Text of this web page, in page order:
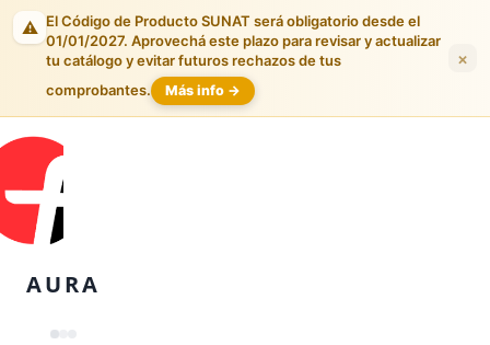
⚠️ El Código de Producto SUNAT será obligatorio desde el
01/01/2027. Aprovechá este plazo para revisar y actualizar
tu catálogo y evitar futuros rechazos de tus
comprobantes.
Más info →
×
AURA